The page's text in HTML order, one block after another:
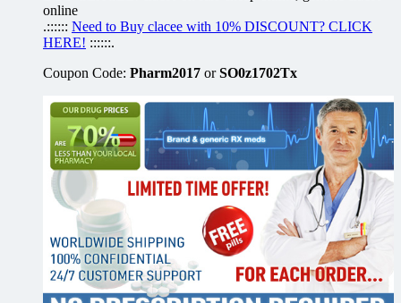
online
.:::::: Need to Buy clacee with 10% DISCOUNT? CLICK
HERE! ::::::.
Coupon Code: Pharm2017 orSO0z1702Tx